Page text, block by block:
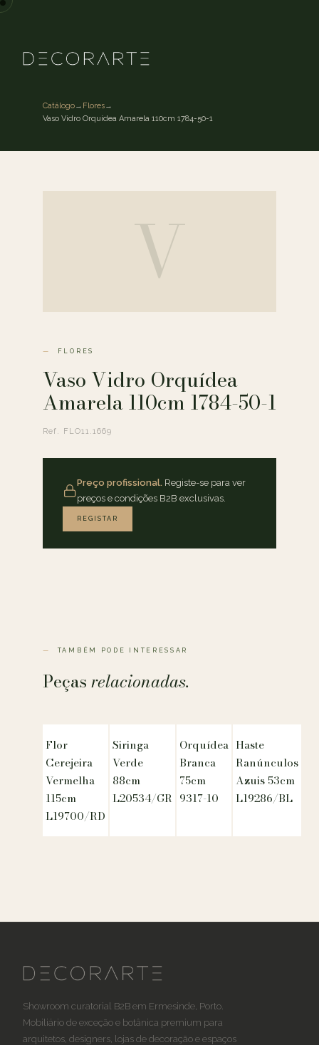
Catálogo→ Flores→
Vaso Vidro Orquídea Amarela 110cm 1784-50-1
V
FLORES
Vaso Vidro Orquídea
Amarela 110cm 1784-50-1
Ref. FLO11.1669
Preço profissional. Registe-se para ver
preços e condições B2B exclusivas.
REGISTAR
TAMBÉM PODE INTERESSAR
Peçasrelacionadas.
Flor
Cerejeira
Vermelha
115cm
L19700/RD
Siringa
Verde
88cm
L20534/GR
Orquídea
Branca
75cm
9317-10
Haste
Ranúnculos
Azuis 53cm
L19286/BL
Showroom curatorial B2B em Ermesinde, Porto.
Mobiliário de exceção e botânica premium para
arquitetos, designers, lojas de decoração e espaços